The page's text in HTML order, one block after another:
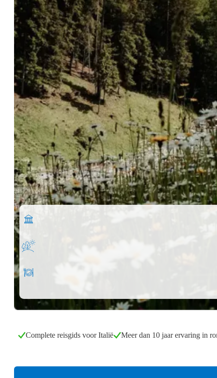
Complete reisgids voor Italië Meer dan 10 jaar ervaring in